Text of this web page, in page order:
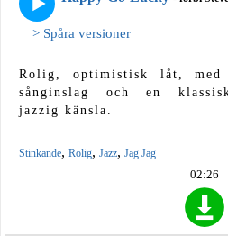
> Spåra versioner
Rolig, optimistisk låt, med
sånginslag och en
jazzig känsla.
Stinkande, Rolig, Jazz, Jag Jag
02:26